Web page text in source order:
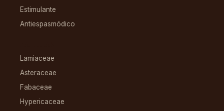
Estimulante
Antiespasmódico
Lamiaceae
Asteraceae
Fabaceae
Hypericaceae